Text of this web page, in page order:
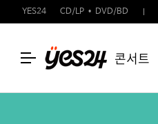
YES24 CD/LP DVD/BD
콘서트